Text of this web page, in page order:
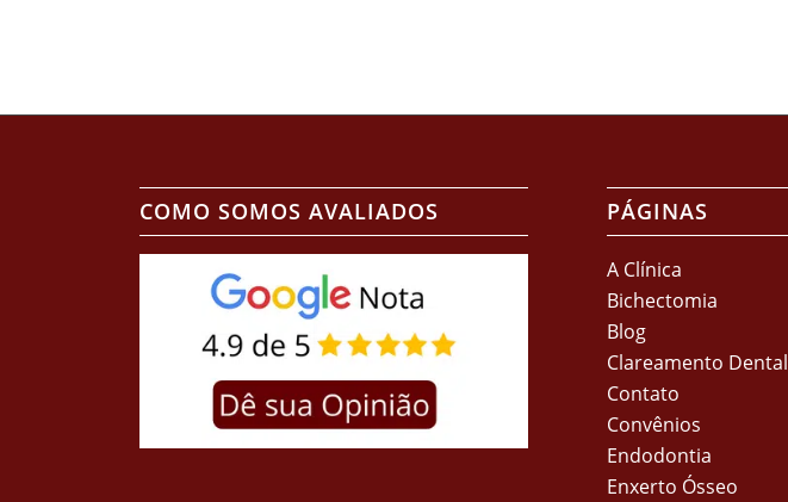
COMO SOMOS AVALIADOS PÁGINAS
A Clínica
Bichectomia
Blog
Clareamento Dental
Contato
Convênios
Endodontia
Enxerto Ósseo